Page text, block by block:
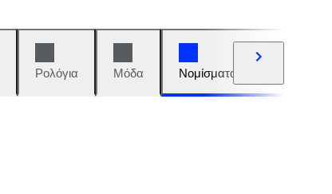
Ρολόγια Μόδα Νομίσματα και